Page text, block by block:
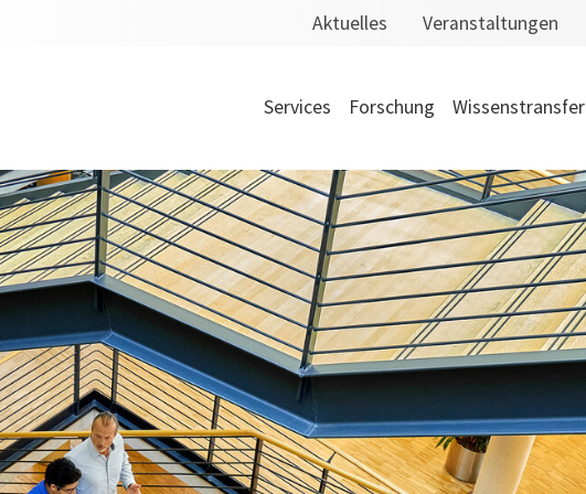
Aktuelles Veranstaltungen
Services Forschung Wissenstransfer